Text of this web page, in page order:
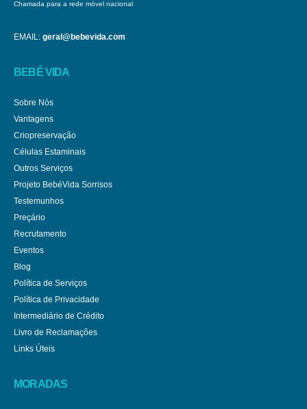
Chamada para a rede móvel nacional
EMAIL: geral@bebevida.com
BEBÉ VIDA
Sobre Nós
Vantagens
Criopreservação
Células Estaminais
Outros Serviços
Projeto BebéVida Sorrisos
Testemunhos
Preçário
Recrutamento
Eventos
Blog
Política de Serviços
Política de Privacidade
Intermediário de Crédito
Livro de Reclamações
Links Úteis
MORADAS